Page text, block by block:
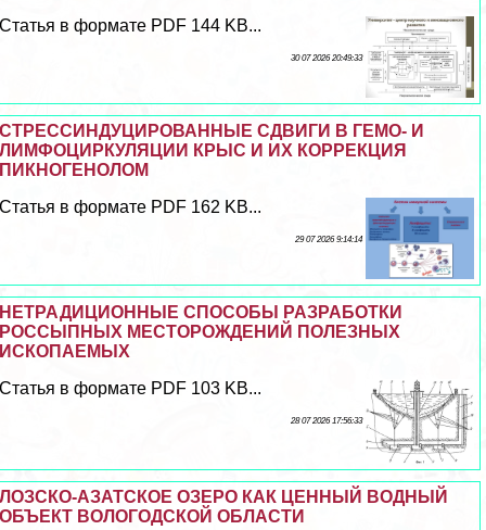
Статья в формате PDF 144 KB...
30 07 2026 20:49:33
СТРЕССИНДУЦИРОВАННЫЕ СДВИГИ В ГЕМО- И
ЛИМФОЦИРКУЛЯЦИИ КРЫС И ИХ КОРРЕКЦИЯ
ПИКНОГЕНОЛОМ
Статья в формате PDF 162 KB...
29 07 2026 9:14:14
НЕТРАДИЦИОННЫЕ СПОСОБЫ РАЗРАБОТКИ
РОССЫПНЫХ МЕСТОРОЖДЕНИЙ ПОЛЕЗНЫХ
ИСКОПАЕМЫХ
Статья в формате PDF 103 KB...
28 07 2026 17:56:33
ЛОЗСКО-АЗАТСКОЕ ОЗЕРО КАК ЦЕННЫЙ ВОДНЫЙ
ОБЪЕКТ ВОЛОГОДСКОЙ ОБЛАСТИ